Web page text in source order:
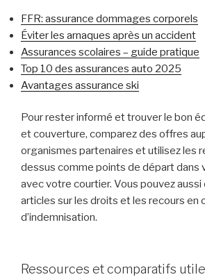
FFR: assurance dommages corporels
Éviter les arnaques après un accident
Assurances scolaires – guide pratique
Top 10 des assurances auto 2025
Avantages assurance ski
Pour rester informé et trouver le bon
et couverture, comparez des offres
organismes partenaires et utilisez les
dessus comme points de départ dans
avec votre courtier. Vous pouvez
articles sur les droits et les recours en
d’indemnisation.
Ressources et comparatifs